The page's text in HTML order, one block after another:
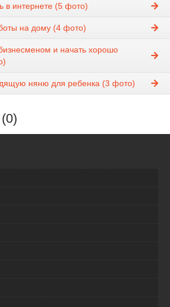
в интернете (5 фото)
на дому (4 фото)
и начать хорошо
няню для ребенка (3 фото)